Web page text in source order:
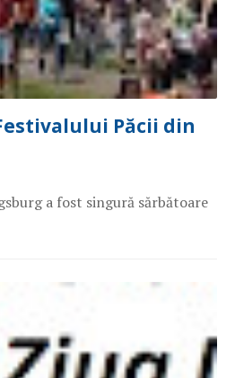
Păcii din
a fost singură sărbătoare